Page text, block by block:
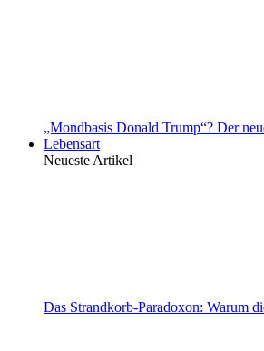
„Mondbasis Donald Trump“? Der
Lebensart
Neueste Artikel
Das Strandkorb-Paradoxon: Warum